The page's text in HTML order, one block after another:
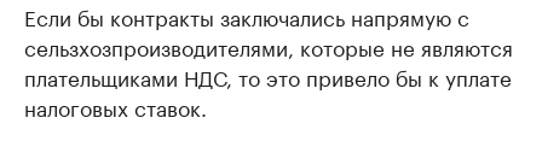
Если бы контракты заключались напрямую с
сельзхозпроизводителями, которые не являются
плательщиками НДС, то это привело бы к уплате
налоговых ставок.